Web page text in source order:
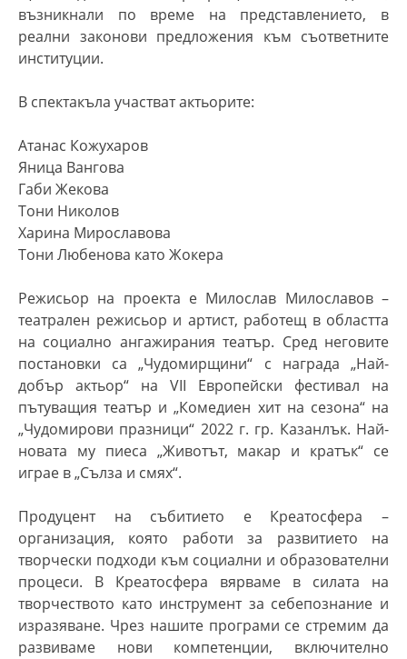
възникнали по време на представлението, в
реални законови предложения към съответните
институции.
В спектакъла участват актьорите:
Атанас Кожухаров
Яница Вангова
Габи Жекова
Тони Николов
Харина Мирославова
Тони Любенова като Жокера
Режисьор на проекта е Милослав Милославов –
театрален режисьор и артист, работещ в областта
на социално ангажирания театър. Сред неговите
постановки са „Чудомирщини“ с награда „Най-
добър актьор“ на VII Европейски фестивал на
пътуващия театър и „Комедиен хит на сезона“ на
„Чудомирови празници“ 2022 г. гр. Казанлък. Най-
новата му пиеса „Животът, макар и кратък“ се
играе в „Сълза и смях“.
Продуцент на събитието е Креатосфера –
организация, която работи за развитието на
творчески подходи към социални и образователни
процеси. В Креатосфера вярваме в силата на
творчеството като инструмент за себепознание и
изразяване. Чрез нашите програми се стремим да
развиваме нови компетенции, включително